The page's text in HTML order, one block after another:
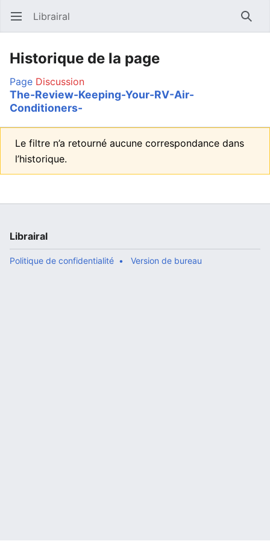
Ouvrir le menu principal Librairal
Historique de la page
Page Discussion
The-Review-Keeping-Your-RV-Air-
Conditioners-
Le filtre n’a retourné aucune correspondance dans
l’historique.
Librairal
Politique de confidentialité Version de bureau